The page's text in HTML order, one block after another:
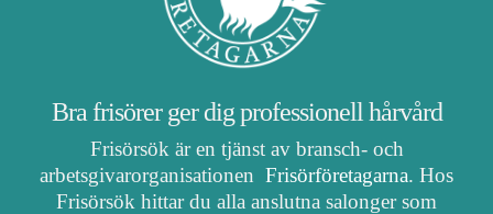
Bra frisörer ger dig professionell hårvård
Frisörsök är en tjänst av bransch- och
arbetsgivarorganisationen Frisörföretagarna. Hos
Frisörsök hittar du alla anslutna salonger som